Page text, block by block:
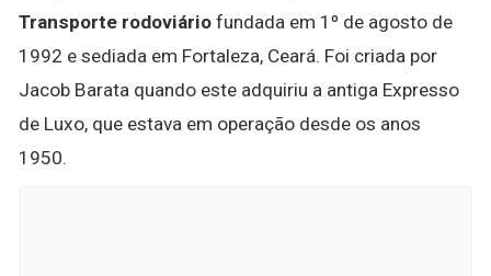
Transporte rodoviário fundada em 1º de agosto de
1992 e sediada em Fortaleza, Ceará. Foi criada por
Jacob Barata quando este adquiriu a antiga Expresso
de Luxo, que estava em operação desde os anos
1950.